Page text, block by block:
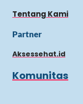
Tentang Kami
Partner
Aksessehat.id
Komunitas